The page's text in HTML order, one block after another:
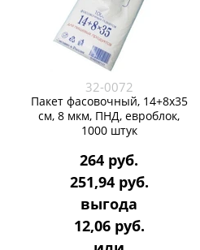
32-0072
Пакет фасовочный, 14+8х35
см, 8 мкм, ПНД, евроблок,
1000 штук
264 руб.
251,94 руб.
выгода
12,06 руб.